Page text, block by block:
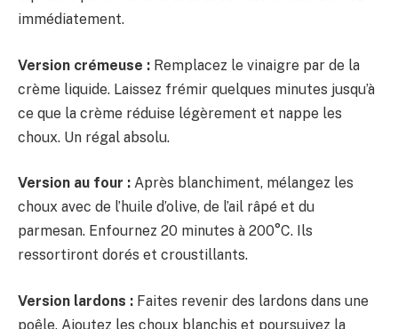
immédiatement.
Version crémeuse : Remplacez le vinaigre par de la
crème liquide. Laissez frémir quelques minutes jusqu’à
ce que la crème réduise légèrement et nappe les
choux. Un régal absolu.
Version au four : Après blanchiment, mélangez les
choux avec de l’huile d’olive, de l’ail râpé et du
parmesan. Enfournez 20 minutes à 200°C. Ils
ressortiront dorés et croustillants.
Version lardons : Faites revenir des lardons dans une
poêle. Ajoutez les choux blanchis et poursuivez la